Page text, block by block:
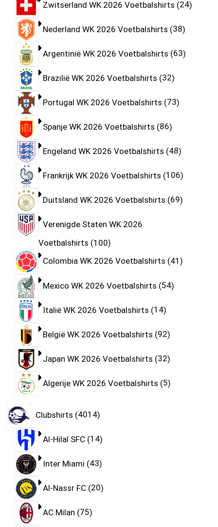
Zwitserland WK 2026 Voetbalshirts 24
Nederland WK 2026 Voetbalshirts 38
Argentinië WK 2026 Voetbalshirts 63
Brazilië WK 2026 Voetbalshirts 32
Portugal WK 2026 Voetbalshirts 73
Spanje WK 2026 Voetbalshirts 86
Engeland WK 2026 Voetbalshirts 48
Frankrijk WK 2026 Voetbalshirts 106
Duitsland WK 2026 Voetbalshirts 69
Verenigde Staten WK 2026
Voetbalshirts 100
Colombia WK 2026 Voetbalshirts 41
Mexico WK 2026 Voetbalshirts 54
Italië WK 2026 Voetbalshirts 14
België WK 2026 Voetbalshirts 92
Japan WK 2026 Voetbalshirts 32
Algerije WK 2026 Voetbalshirts 5
Clubshirts 4014
Al-Hilal SFC 14
Inter Miami 43
Al-Nassr FC 20
AC Milan 75